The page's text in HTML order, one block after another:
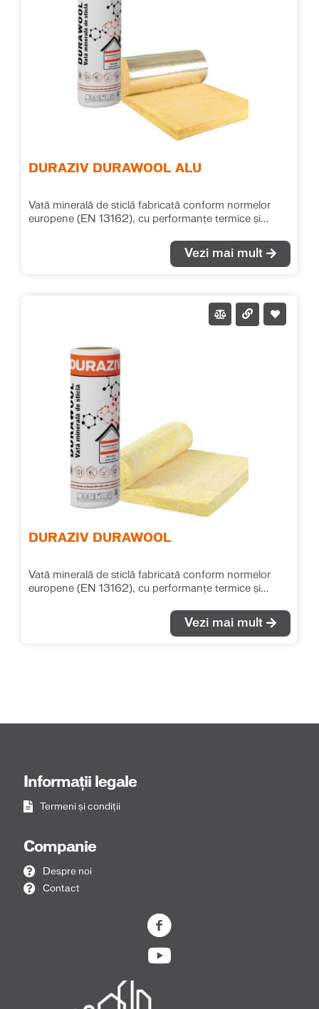
DURAZIV DURAWOOL ALU
Vată minerală de sticlă fabricată conform normelor
europene (EN 13162), cu performanțe termice și
termice și fonice în toate tipurile de aplicații, fără ca
saltelele de vată să fie supuse unor solicitări mecanice
orientată către interior (către zona caldă a încăperii),
având rol de barieră de vapori. Recomandăm
realizarea unei etanșeități continue a foliei de aluminiu,
0.040 W/(m*K)
Vezi mai mult
DURAZIV DURAWOOL
Vată minerală de sticlă fabricată conform normelor
europene (EN 13162), cu performanțe termice și
termice și fonice în toate tipurile de aplicații, fără ca
saltelele de vată să fie supuse unor solicitări mecanice
Vezi mai mult
Informații legale
Termeni și condiții
Companie
Despre noi
Contact